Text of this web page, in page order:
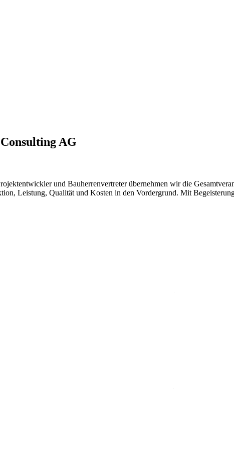
AG
und Bauherrenvertreter übernehmen wir die
Leistung, Qualität und Kosten in den Vordergrund. Mit